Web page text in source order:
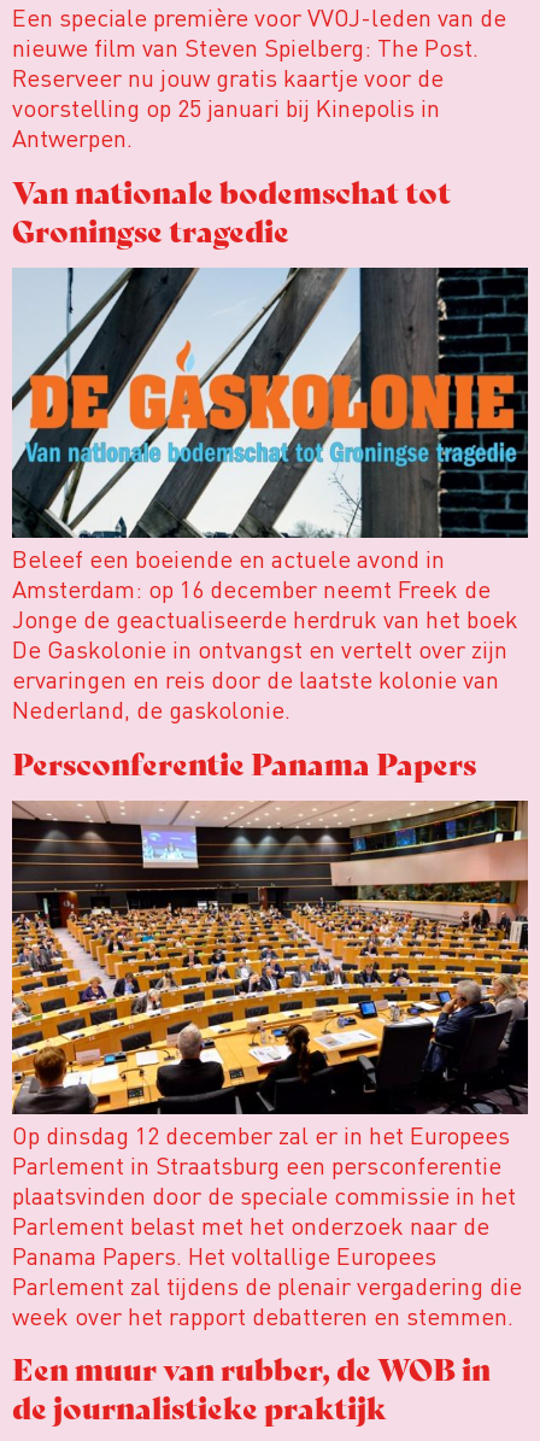
Een speciale première voor VVOJ-leden van de
nieuwe film van Steven Spielberg: The Post.
Reserveer nu jouw gratis kaartje voor de
voorstelling op 25 januari bij Kinepolis in
Antwerpen.
Van nationale bodemschat tot
Groningse tragedie
Beleef een boeiende en actuele avond in
Amsterdam: op 16 december neemt Freek de
Jonge de geactualiseerde herdruk van het boek
De Gaskolonie in ontvangst en vertelt over zijn
ervaringen en reis door de laatste kolonie van
Nederland, de gaskolonie.
Persconferentie Panama Papers
Op dinsdag 12 december zal er in het Europees
Parlement in Straatsburg een persconferentie
plaatsvinden door de speciale commissie in het
Parlement belast met het onderzoek naar de
Panama Papers. Het voltallige Europees
Parlement zal tijdens de plenair vergadering die
week over het rapport debatteren en stemmen.
Een muur van rubber, de WOB in
de journalistieke praktijk